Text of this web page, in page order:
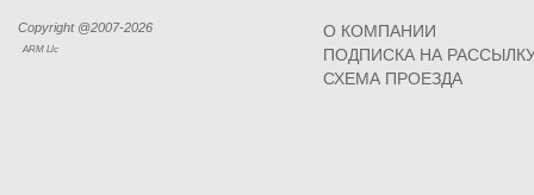
Copyright @2007-2026
ARM Llc
О КОМПАНИИ
ПОДПИСКА НА
СХЕМА ПРОЕЗДА